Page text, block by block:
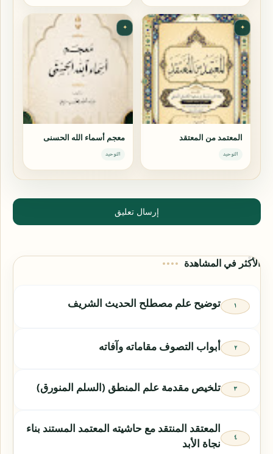
✦
المعتمد من المعتقد
التوحيد
✦
معجم أسماء الله الحسنى
التوحيد
إرسال تعليق
الأكثر في المشاهدة
توضيح علم مصطلح الحديث الشريف
أبواب التصوف مقاماته وآفاته
تلخيص مقدمة علم المنطق (السلم المنورق)
المعتقد المنتقد مع حاشيته المعتمد المستند بناء
نجاة الأبد